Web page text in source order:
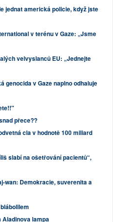
jednat americká policie, když jste
v terénu v Gaze: „Jsme
velvyslanců EU: „Jednejte
genocida v Gaze naplno odhaluje
přece??
cla v hodnotě 100 miliard
slabí na ošetřování pacientů“,
wan: Demokracie, suverenita a
Aladinova lampa